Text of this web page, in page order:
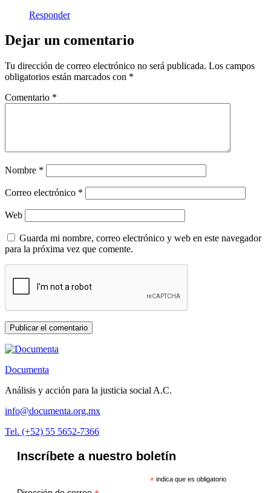
Responder
Dejar un comentario
Tu dirección de correo electrónico no será publicada. Los campos
obligatorios están marcados con *
Comentario *
Nombre *
Correo electrónico *
Web
Guarda mi nombre, correo electrónico y web en este navegador
para la próxima vez que comente.
Documenta
Análisis y acción para la justicia social A.C.
info@documenta.org.mx
Tel. (+52) 55 5652-7366
Inscríbete a nuestro boletín
*indica que es obligatorio